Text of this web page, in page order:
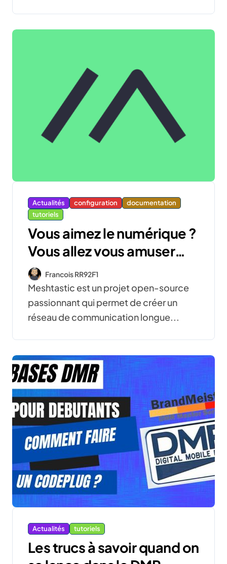
Actualités configuration
documentation
tutoriels
Vous aimez le numérique ?
Vous allez vous amuser
avec Meshtastic !
Francois RR92F1
Meshtastic est un projet open-source
passionnant qui permet de créer un
réseau de communication longue...
Actualités tutoriels
Les trucs à savoir quand on